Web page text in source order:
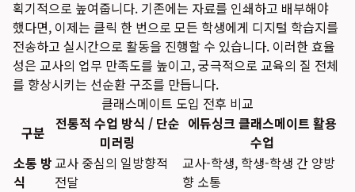
획기적으로 높여줍니다. 기존에는 자료를 인쇄하고 배부해야
했다면, 이제는 클릭 한 번으로 모든 학생에게 디지털 학습지를
전송하고 실시간으로 활동을 진행할 수 있습니다. 이러한 효율
성은 교사의 업무 만족도를 높이고, 궁극적으로 교육의 질 전체
를 향상시키는 선순환 구조를 만듭니다.
클래스메이트 도입 전후 비교
구분 전통적 수업 방식 / 단순
미러링
에듀싱크 클래스메이트 활용
수업
소통 방
식
교사 중심의 일방향적
전달
교사-학생, 학생-학생 간 양방
향 소통